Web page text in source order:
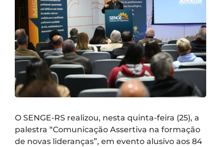
O SENGE-RS realizou, nesta quinta-feira (25), a
palestra “Comunicação Assertiva na formação
de novas lideranças”, em evento alusivo aos 84